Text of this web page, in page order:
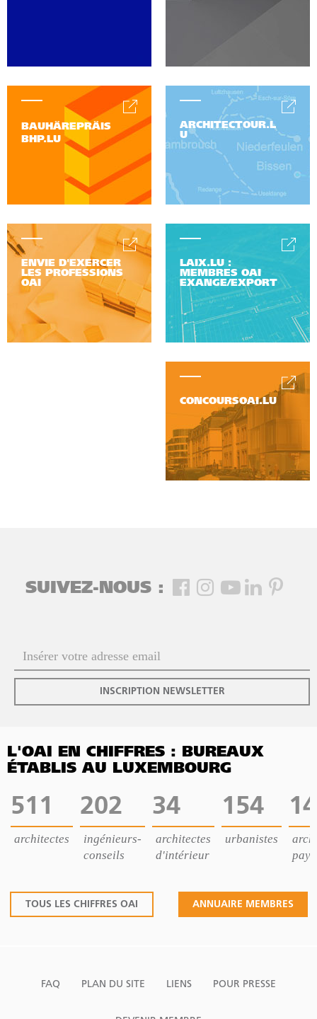
BAUHÄREPRÄIS
BHP.LU
ARCHITECTOUR.L
U
ENVIE D'EXERCER
LES PROFESSIONS
OAI
LAIX.LU :
MEMBRES OAI
EXANGE/EXPORT
CONCOURSOAI.LU
SUIVEZ-NOUS :
INSCRIPTION NEWSLETTER
L'OAI EN CHIFFRES : BUREAUX
ÉTABLIS AU LUXEMBOURG
511
architectes
202
ingénieurs-
conseils
34
architectes
d'intérieur
154
urbanistes
14
TOUS LES CHIFFRES OAI ANNUAIRE MEMBRES
FAQ PLAN DU SITE LIENS POUR PRESSE